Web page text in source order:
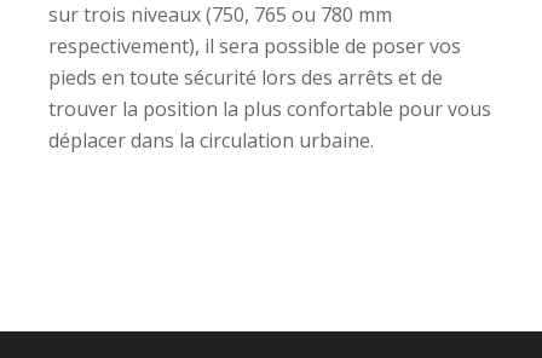
sur trois niveaux (750, 765 ou 780 mm
respectivement), il sera possible de poser vos
pieds en toute sécurité lors des arrêts et de
trouver la position la plus confortable pour vous
déplacer dans la circulation urbaine.